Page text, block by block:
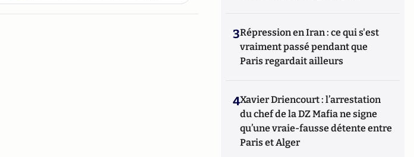
3Répression en Iran : ce qui s'est
vraiment passé pendant que
Paris regardait ailleurs
4Xavier Driencourt : l’arrestation
du chef de la DZ Mafia ne signe
qu’une vraie-fausse détente entre
Paris et Alger